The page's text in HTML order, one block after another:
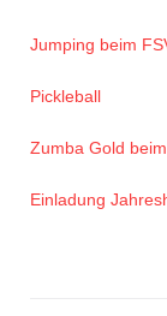
Jumping beim
Pickleball
Zumba Gold
Einladung